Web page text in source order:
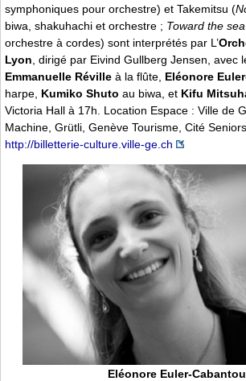
symphoniques pour orchestre) et Takemitsu (
biwa, shakuhachi et orchestre ; Toward the
orchestre à cordes) sont interprétés par L’
Lyon , dirigé par Eivind Gullberg Jensen, avec
Emmanuelle Réville à la flûte, Eléonore
harpe, Kumiko Shuto au biwa, et Kifu
Victoria Hall à 17h. Location Espace : Ville de
Machine, Grütli, Genève Tourisme, Cité
http://billetterie-culture.ville-ge.ch
Eléonore Euler-